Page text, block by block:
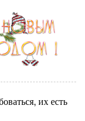
их есть